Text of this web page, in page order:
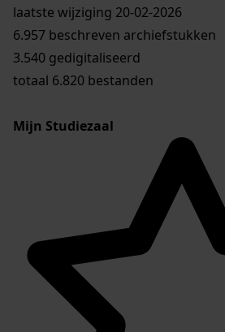
laatste wijziging 20-02-2026
6.957 beschreven archiefstukken
3.540 gedigitaliseerd
totaal 6.820 bestanden
Mijn Studiezaal